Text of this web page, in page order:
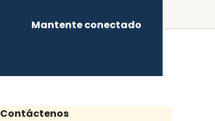
Mantente conectado
Contáctenos